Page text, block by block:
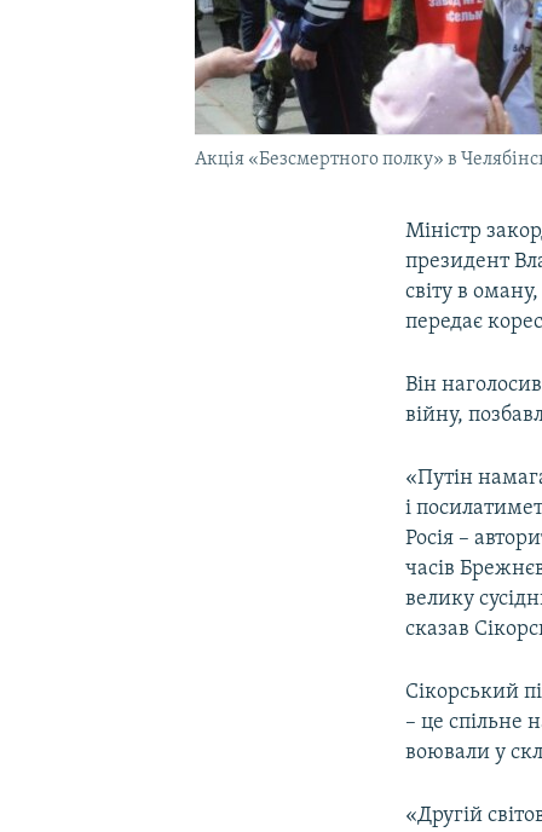
Акція «Безсмертного полку» в
Міністр
президент
світу в
передає
Він
війну,
«Путін
і
Росія –
часів
велику
сказав
Сікорський
– це спільне
воювали у
«Другій